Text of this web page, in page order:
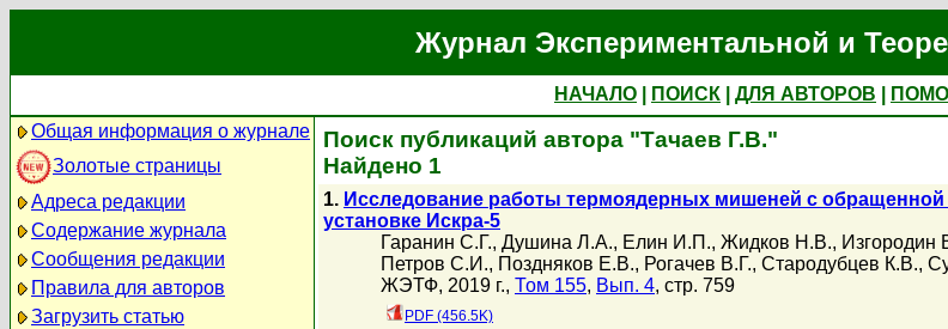
Журнал Экспериментальной и
НАЧАЛО ПОИСК ДЛЯ АВТОРОВ
Общая информация о журнале
Золотые страницы
Адреса редакции
Содержание журнала
Сообщения редакции
Правила для авторов
Загрузить статью
Поиск публикаций автора "Тачаев Г.В."
Найдено 1
1. Исследование работы термоядерных мишеней с обращенной
установке Искра-5
Гаранин С.Г., Душина Л.А., Елин И.П., Жидков Н.В., Изгородин
Петров С.И., Поздняков Е.В., Рогачев В.Г., Стародубцев К.В.,
ЖЭТФ, 2019 г., Том 155, Вып. 4, стр. 759
PDF (456.5K)